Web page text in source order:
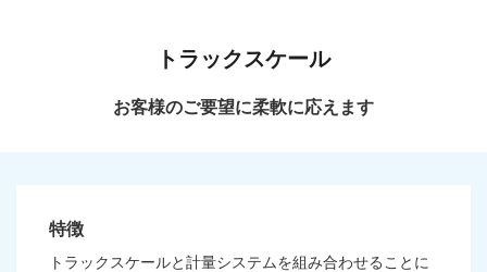
トラックスケール
お客様のご要望に柔軟に応えます
特徴
トラックスケールと計量システムを組み合わせることに